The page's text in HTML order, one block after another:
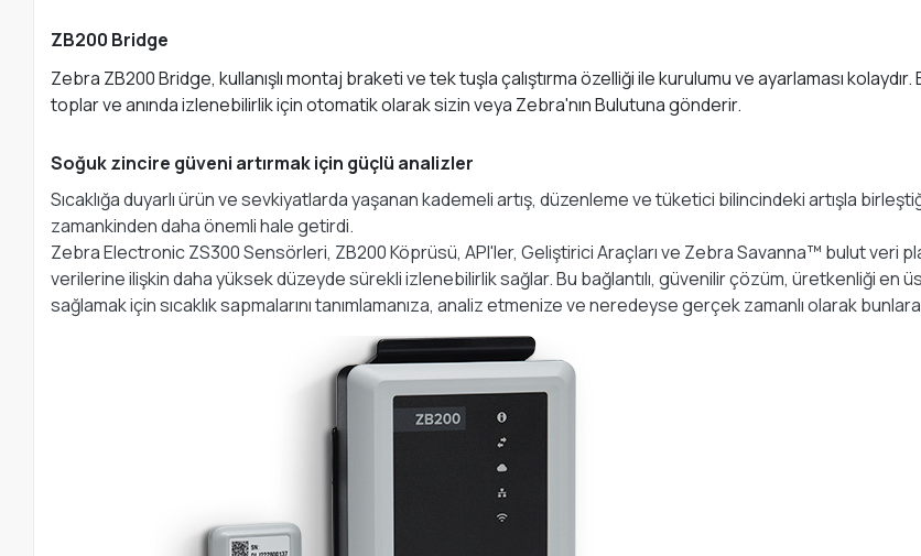
ZB200 Bridge
Zebra ZB200 Bridge, kullanışlı montaj braketi ve tek tuşla çalıştırma özelliği ile kurulumu ve ayarlaması
toplar ve anında izlenebilirlik için otomatik olarak sizin veya Zebra'nın Bulutuna gönderir.
Soğuk zincire güveni artırmak için güçlü analizler
Sıcaklığa duyarlı ürün ve sevkiyatlarda yaşanan kademeli artış, düzenleme ve tüketici bilincindeki artışla
zamankinden daha önemli hale getirdi.
Zebra Electronic ZS300 Sensörleri, ZB200 Köprüsü, API'ler, Geliştirici Araçları ve Zebra Savanna™ bulut veri
verilerine ilişkin daha yüksek düzeyde sürekli izlenebilirlik sağlar. Bu bağlantılı, güvenilir çözüm, üretkenliği en
sağlamak için sıcaklık sapmalarını tanımlamanıza, analiz etmenize ve neredeyse gerçek zamanlı olarak